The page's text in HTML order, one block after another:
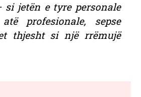
si jetën e tyre personale
profesionale, sepse
thjesht si një rrëmujë